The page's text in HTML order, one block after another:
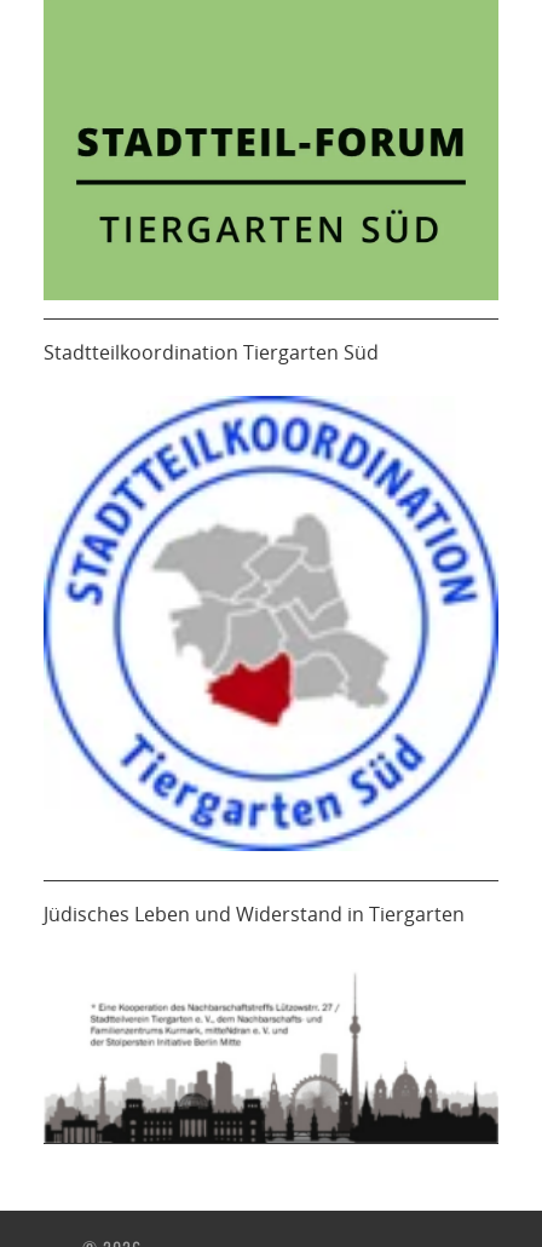
Stadtteilkoordination Tiergarten Süd
Jüdisches Leben und Widerstand in Tiergarten